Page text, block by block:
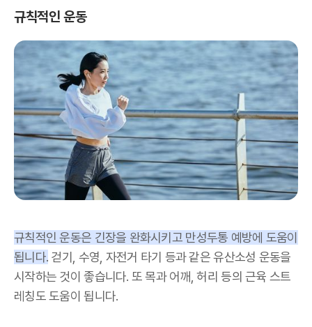
규칙적인 운동
규칙적인 운동은 긴장을 완화시키고 만성두통 예방에 도움이
됩니다. 걷기, 수영, 자전거 타기 등과 같은 유산소성 운동을
시작하는 것이 좋습니다. 또 목과 어깨, 허리 등의 근육 스트
레칭도 도움이 됩니다.